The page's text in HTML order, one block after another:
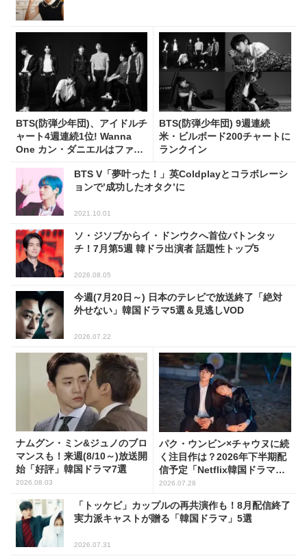
BTS(防弾少年団)、アイドルチ
ャート4週連続1位! Wanna
One カン・ダニエルはファン
BTS(防弾少年団) 9週連続
米・ビルボード200チャートに
ランクイン
BTS V「夢叶った！」英Coldplayとコラボレーシ
ョンで’成功したオタク’に
2021.10.01
ソ・ジソブからイ・ドンウクへ首位バトンタッ
チ！7月第5週 韓ドラ出演者 話題性トップ5
2026.08.05
今週(7月20日～) 日本のテレビで放送終了「絶対
外せない」韓国ドラマ5選＆見逃しVOD
2026.07.22
ナムグン・ミン&ジュノのブロ
マンスも！来週(8/10～)放送開
始「好評」韓国ドラマ7選
2026.08.03
パク・ウンビン×チャウヌに続
く注目作は？2026年下半期配
信予定「Netflix韓国ドラマ」8
選
2026.07.28
「トッケビ」カップルの再共演作も！8月配信終了
実力派キャストが贈る「韓国ドラマ」5選
2026.07.31